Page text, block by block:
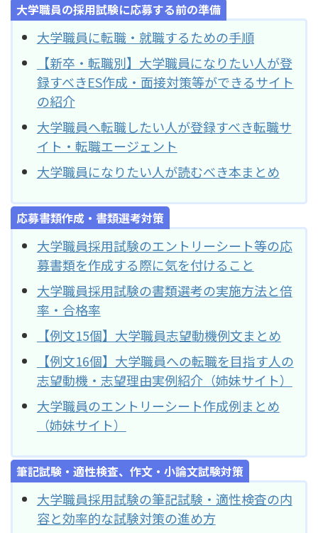
大学職員の採用試験に応募する前の準備
大学職員に転職・就職するための手順
【新卒・転職別】大学職員になりたい人が登
録すべきES作成・面接対策等ができるサイト
の紹介
大学職員へ転職したい人が登録すべき転職サ
イト・転職エージェント
大学職員になりたい人が読むべき本まとめ
応募書類作成・書類選考対策
大学職員採用試験のエントリーシート等の応
募書類を作成する際に気を付けること
大学職員採用試験の書類選考の実施方法と倍
率・合格率
【例文15個】大学職員志望動機例文まとめ
【例文16個】大学職員への転職を目指す人の
志望動機・志望理由実例紹介（姉妹サイト）
大学職員のエントリーシート作成例まとめ
（姉妹サイト）
筆記試験・適性検査、作文・小論文試験対策
大学職員採用試験の筆記試験・適性検査の内
容と効率的な試験対策の進め方